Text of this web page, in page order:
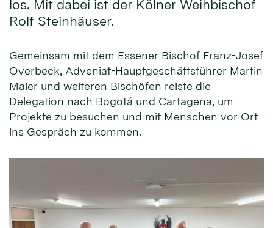
los. Mit dabei ist der Kölner Weihbischof
Rolf Steinhäuser.
Gemeinsam mit dem Essener Bischof Franz-Josef
Overbeck, Adveniat-Hauptgeschäftsführer Martin
Maier und weiteren Bischöfen reiste die
Delegation nach Bogotá und Cartagena, um
Projekte zu besuchen und mit Menschen vor Ort
ins Gespräch zu kommen.